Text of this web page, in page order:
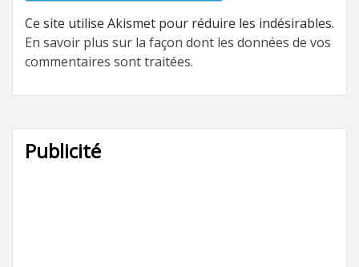
Ce site utilise Akismet pour réduire les indésirables.
En savoir plus sur la façon dont les données de vos
commentaires sont traitées.
Publicité